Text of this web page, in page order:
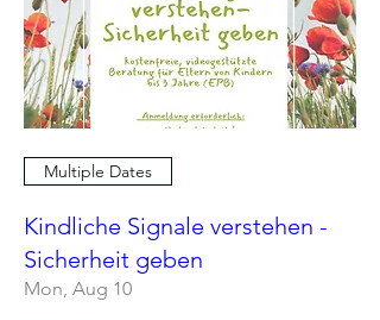
Multiple Dates
Kindliche Signale verstehen -
Sicherheit geben
Mon, Aug 10